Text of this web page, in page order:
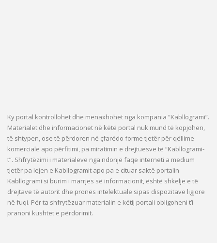
Ky portal kontrollohet dhe menaxhohet nga kompania “Kabllogrami”.
Materialet dhe informacionet në këtë portal nuk mund të kopjohen,
të shtypen, ose të përdoren në çfarëdo forme tjetër për qëllime
komerciale apo përfitimi, pa miratimin e drejtuesve të “Kabllogrami-
t”. Shfrytëzimi i materialeve nga ndonjë faqe interneti a medium
tjetër pa lejen e Kabllogramit apo pa e cituar saktë portalin
Kabllogrami si burim i marrjes së informacionit, është shkelje e të
drejtave të autorit dhe pronës intelektuale sipas dispozitave ligjore
në fuqi. Për ta shfrytëzuar materialin e këtij portali obligoheni t’i
pranoni kushtet e përdorimit.